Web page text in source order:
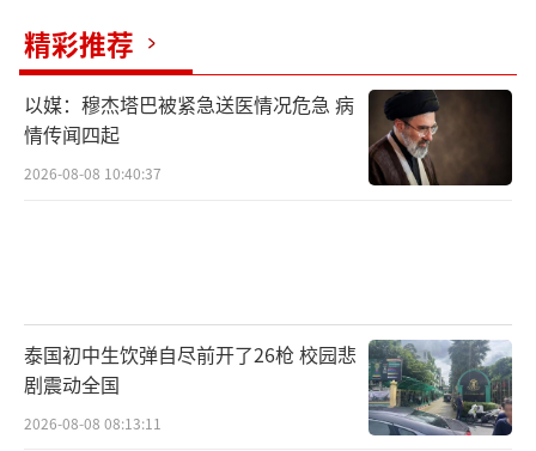
精彩推荐
以媒：穆杰塔巴被紧急送医情况危急 病
情传闻四起
2026-08-08 10:40:37
泰国初中生饮弹自尽前开了26枪 校园悲
剧震动全国
2026-08-08 08:13:11